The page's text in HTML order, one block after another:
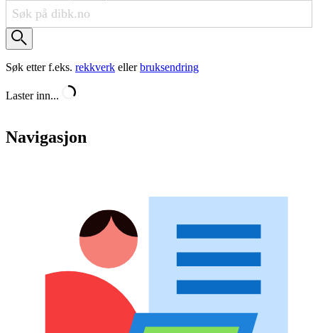
Søk etter f.eks. rekkverk ellerbruksendring
Laster inn...
Navigasjon